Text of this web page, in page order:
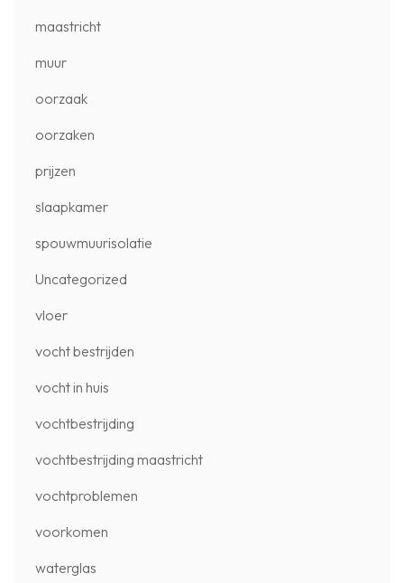
maastricht
muur
oorzaak
oorzaken
prijzen
slaapkamer
spouwmuurisolatie
Uncategorized
vloer
vocht bestrijden
vocht in huis
vochtbestrijding
vochtbestrijding maastricht
vochtproblemen
voorkomen
waterglas